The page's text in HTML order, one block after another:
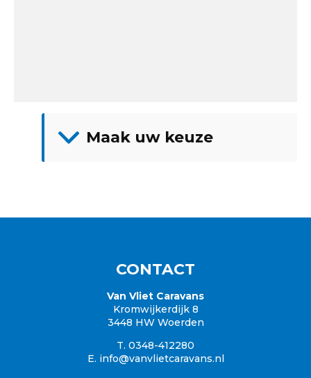
Maak uw keuze
Knaus
Campers
Garantie
Inkoop / Caravan verkopen
Verzekering
Betaalgemak
CONTACT
Van Vliet Caravans
Kromwijkerdijk 8
3448 HW Woerden
T. 0348-412280
E. info@vanvlietcaravans.nl